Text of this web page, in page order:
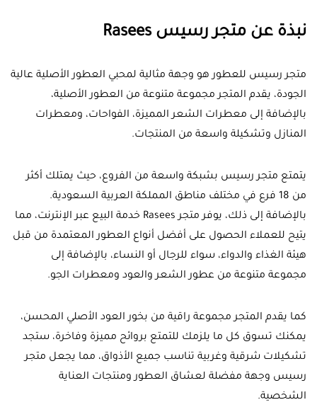
نبذة عن متجر رسيس Rasees
متجر رسيس للعطور هو وجهة مثالية لمحبي العطور الأصلية عالية
الجودة، يقدم المتجر مجموعة متنوعة من العطور الأصلية،
بالإضافة إلى معطرات الشعر المميزة، الفواحات، ومعطرات
المنازل وتشكيلة واسعة من المنتجات.
يتمتع متجر رسيس بشبكة واسعة من الفروع، حيث يمتلك أكثر
من 18 فرع في مختلف مناطق المملكة العربية السعودية.
بالإضافة إلى ذلك، يوفر متجر Rasees خدمة البيع عبر الإنترنت، مما
يتيح للعملاء الحصول على أفضل أنواع العطور المعتمدة من قبل
هيئة الغذاء والدواء، سواء للرجال أو النساء، بالإضافة إلى
مجموعة متنوعة من عطور الشعر والعود ومعطرات الجو.
كما يقدم المتجر مجموعة راقية من بخور العود الأصلي المحسن،
يمكنك تسوق كل ما يلزمك للتمتع بروائح مميزة وفاخرة، ستجد
تشكيلات شرقية وغربية تناسب جميع الأذواق، مما يجعل متجر
رسيس وجهة مفضلة لعشاق العطور ومنتجات العناية
الشخصية.